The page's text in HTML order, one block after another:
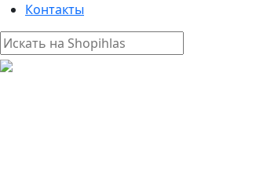
Контакты